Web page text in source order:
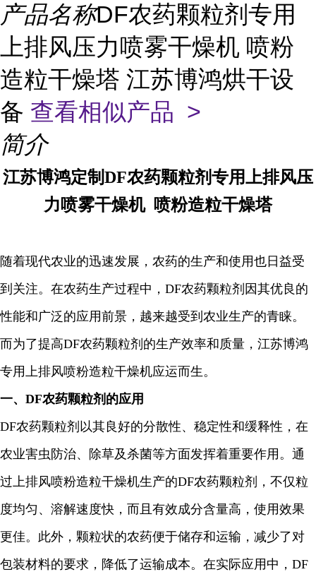
产品名称DF农药颗粒剂专用
上排风压力喷雾干燥机 喷粉
造粒干燥塔 江苏博鸿烘干设
备 查看相似产品 >
简介
江苏博鸿定制DF农药颗粒剂专用上排风压
力喷雾干燥机 喷粉造粒干燥塔
随着现代农业的迅速发展，农药的生产和使用也日益受
到关注。在农药生产过程中， DF农药颗粒剂因其优良的
性能和广泛的应用前景，越来越受到农业生产的青睐。
而为了提高DF农药颗粒剂的生产效率和质量， 江苏博鸿
专用上排风喷粉造粒干燥机应运而生。
一、DF农药颗粒剂的应用
DF农药颗粒剂以其良好的分散性、稳定性和缓释性，在
农业害虫防治、除草及杀菌等方面发挥着重要作用。通
过上排风喷粉造粒干燥机生产的DF农药颗粒剂，不仅粒
度均匀、溶解速度快，而且有效成分含量高，使用效果
更佳。此外，颗粒状的农药便于储存和运输，减少了对
包装材料的要求，降低了运输成本。在实际应用中，DF